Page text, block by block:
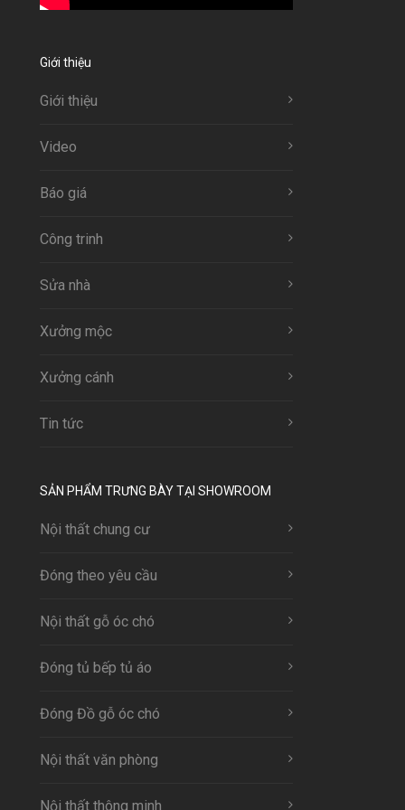
Giới thiệu
Giới thiệu
Video
Báo giá
Công trinh
Sửa nhà
Xưởng mộc
Xưởng cánh
Tin tức
SẢN PHẨM TRƯNG BÀY TẠI SHOWROOM
Nội thất chung cư
Đóng theo yêu cầu
Nội thất gỗ óc chó
Đóng tủ bếp tủ áo
Đóng Đồ gỗ óc chó
Nội thất văn phòng
Nội thất thông minh